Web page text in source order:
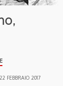
22 FEBBRAIO 2017